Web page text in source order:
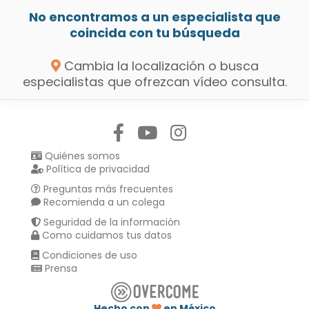
No encontramos a un especialista que
coincida con tu búsqueda
Cambia la localización o busca
especialistas que ofrezcan vídeo consulta.
Quiénes somos
Política de privacidad
Preguntas más frecuentes
Recomienda a un colega
Seguridad de la información
Como cuidamos tus datos
Condiciones de uso
Prensa